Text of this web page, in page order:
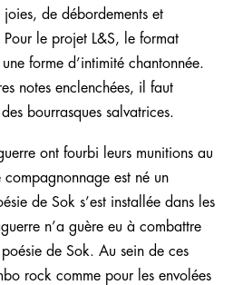
joies, de dé­bor­dements et
Pour le projet L&S, le format
forme d’in­ti­mi­té chantonnée.
notes enclenchées, il faut
bour­ras­ques sal­va­trices.
ont fourbi leurs mu­ni­tions au
com­pa­gnon­nage est né un
de Sok s’est installée dans les
n’a guère eu à com­battre
de Sok. Au sein de ces
rock comme pour les envolées